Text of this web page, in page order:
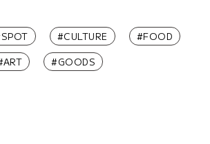
#CULTURE
#FOOD
#GOODS